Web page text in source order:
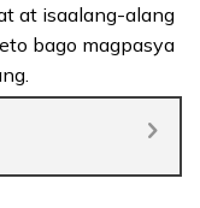
at isaalang-alang
bago magpasya